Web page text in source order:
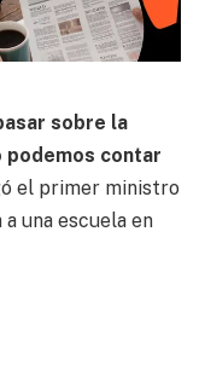
sobre la
podemos contar
el primer ministro
una escuela en